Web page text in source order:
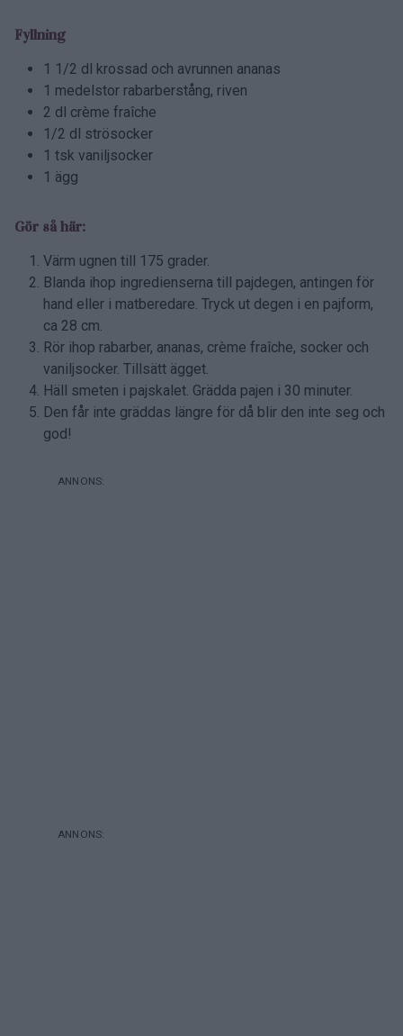
Fyllning
1 1/2 dl krossad och avrunnen ananas
1 medelstor rabarberstång, riven
2 dl crème fraîche
1/2 dl strösocker
1 tsk vaniljsocker
1 ägg
Gör så här:
Värm ugnen till 175 grader.
Blanda ihop ingredienserna till pajdegen, antingen för
hand eller i matberedare. Tryck ut degen i en pajform,
ca 28 cm.
Rör ihop rabarber, ananas, crème fraîche, socker och
vaniljsocker. Tillsätt ägget.
Häll smeten i pajskalet. Grädda pajen i 30 minuter.
Den får inte gräddas längre för då blir den inte seg och
god!